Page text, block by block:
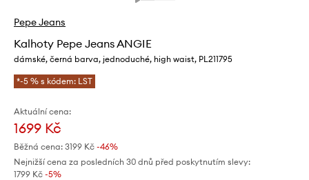
Pepe Jeans
Kalhoty Pepe Jeans ANGIE
dámské, černá barva, jednoduché, high waist, PL211795
*-5 % s kódem: LST
Aktuální cena:
1699 Kč
Běžná cena: 3199 Kč -46%
Nejnižší cena za posledních 30 dnů před poskytnutím slevy:
1799 Kč -5%